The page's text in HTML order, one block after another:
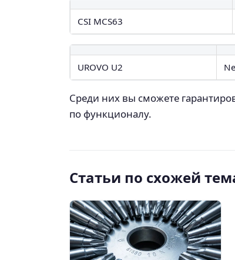
СSI MCS63
UROVO U2
Среди них вы сможете
по функционалу.
Статьи по схожей